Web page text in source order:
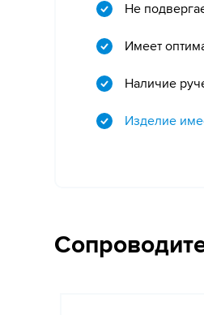
Не
Имеет
Наличие
Изделие